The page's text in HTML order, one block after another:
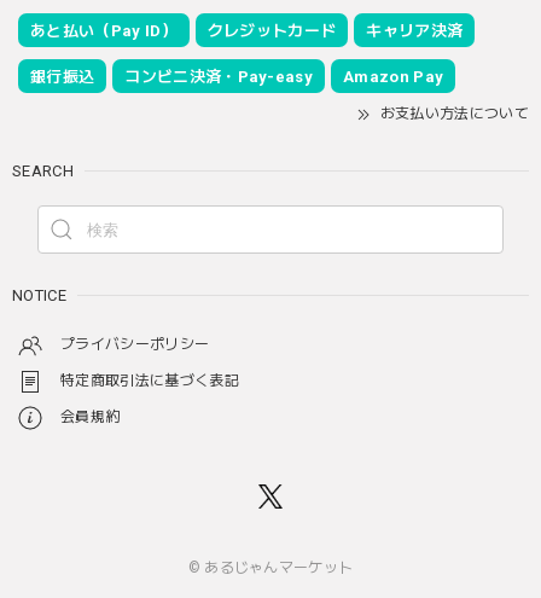
あと払い（Pay ID） クレジットカード キャリア決済
銀行振込 コンビニ決済・Pay-easy Amazon Pay
お支払い方法について
SEARCH
NOTICE
プライバシーポリシー
特定商取引法に基づく表記
会員規約
© あるじゃんマーケット